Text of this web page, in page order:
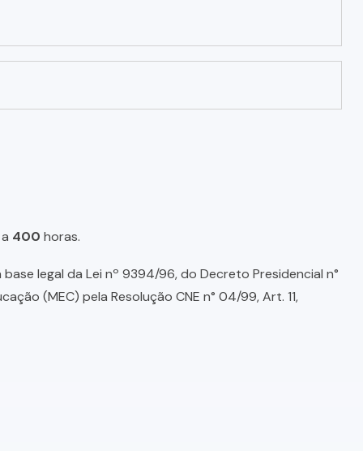
400 horas.
legal da Lei nº 9394/96, do Decreto Presidencial n°
(MEC) pela Resolução CNE n° 04/99, Art. 11,